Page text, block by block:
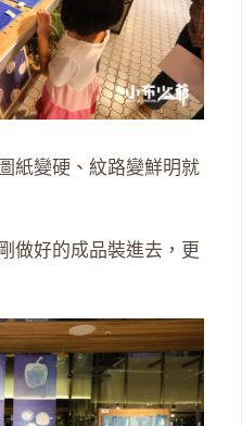
紙變硬、紋路變鮮明就
做好的成品裝進去，更